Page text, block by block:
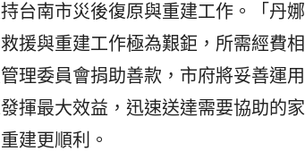
台南市災後復原與重建工作。「丹娜
援與重建工作極為艱鉅，所需經費相
理委員會捐助善款，市府將妥善運用
揮最大效益，迅速送達需要協助的家
建更順利。